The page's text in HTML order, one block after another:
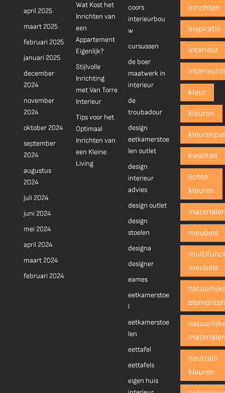
april 2025
maart 2025
februari 2025
januari 2025
december
2024
november
2024
oktober 2024
september
2024
augustus
2024
juli 2024
juni 2024
mei 2024
april 2024
maart 2024
februari 2024
Wat Kost het
Inrichten van
een
Appartement
Eigenlijk?
Stijlvolle
Inrichting
met Van Torre
Interieur
Tips voor het
Optimaal
Inrichten van
een Kleine
Living
coors
interieurbou
w
cursussen
de boer
maatwerk in
interieur
de
troubadour
design
eetkamerstoe
len outlet
design
interieur
advies
design outlet
design
stoelen
designa
designer
eames
eetkamerstoe
l
eetkamerstoe
len
eettafel
eettafels
eigen huis
inrichten
inspiratie
interieur
kleur
kleuren
kwaliteit
lichte
kleuren
meubels
meubels
neutrale
kleuren